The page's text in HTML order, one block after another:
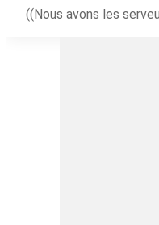
((Nous avons les